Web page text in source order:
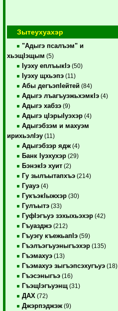
Зытеухуахэр
"Адыгэ псалъэм" и
хьэщIэщым (5)
Iуэху еплъыкIэ (50)
Iуэху щхьэпэ (11)
Абы дегъэпIейтей (84)
Адыгэ лъагъуэжьхэмкIэ (4)
Адыгэ хабзэ (9)
Адыгэ цIэрыIуэхэр (4)
Адыгэбзэм и махуэм
ирихьэлIэу (11)
Адыгэбзэр ядж (4)
Банк Iуэхухэр (29)
БэнэкIэ хуит (2)
Гу зылъытапхъэ (214)
Гуауэ (4)
ГукъэкIыжхэр (30)
Гулъытэ (33)
ГуфIэгъуэ зэхыхьэхэр (42)
Гъуазджэ (212)
Гъуэгу къежьапIэ (59)
Гъэлъэгъуэныгъэхэр (135)
Гъэмахуэ (13)
Гъэмахуэ зыгъэпсэхугъуэ (18)
Гъэсэныгъэ (16)
ГъэщIэгъуэнщ (31)
ДАХ (72)
Джэрпэджэж (9)